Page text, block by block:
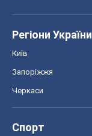
Регіони України
Київ
Запоріжжя
Черкаси
Спорт